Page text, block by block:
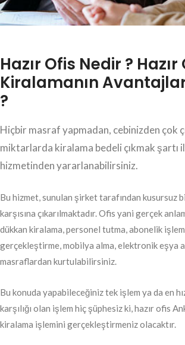
Hazır Ofis Nedir ? Hazır
Kiralamanın
?
Hiçbir masraf yapmadan, cebinizden çok
miktarlarda kiralama bedeli çıkmak şartı
hizmetinden yararlanabilirsiniz.
Bu hizmet, sunulan şirket tarafından kusursuz
karşısına çıkarılmaktadır. Ofis yani gerçek
dükkan kiralama, personel tutma, abonelik
gerçekleştirme, mobilya alma, elektronik eşya
masraflardan kurtulabilirsiniz.
Bu konuda yapabileceğiniz tek işlem ya da en
karşılığı olan işlem hiç şüphesiz ki, hazır ofis
kiralama işlemini gerçekleştirmeniz olacaktır.